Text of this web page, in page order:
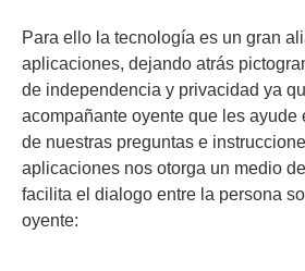
Para ello la tecnología es un gran
aplicaciones, dejando atrás
de independencia y privacidad ya
acompañante oyente que les ayude
de nuestras preguntas e
aplicaciones nos otorga un medio
facilita el dialogo entre la persona
oyente: